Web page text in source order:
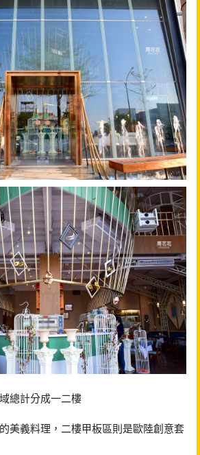
總計分成一二樓
美義料理，二樓甲板區則是歐陸創意套